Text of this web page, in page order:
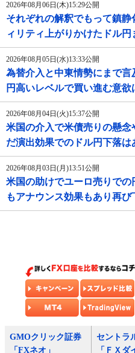
2026年08月06日(木)15:29公開
それぞれの解釈でもって鎮
ィリティ上がりかけたドル円
2026年08月05日(水)13:33公開
為替介入と中東情勢にまで
円高いレベルで買い進む意
2026年08月04日(火)15:37公開
米国の介入で米債売りの懸
だ演出効果でのドル円下落は
2026年08月03日(月)13:51公開
米国の助けでユーロ売りで
もアナウンス効果もあり再
GMOクリック証券
「FXネオ」
セントラ
「ＦＸダ